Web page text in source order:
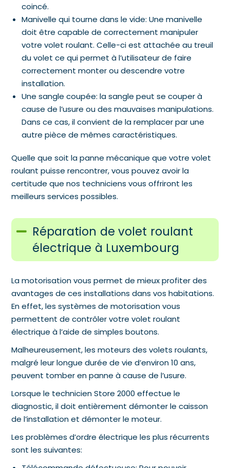
coincé.
Manivelle qui tourne dans le vide: Une manivelle
doit être capable de correctement manipuler
votre volet roulant. Celle-ci est attachée au treuil
du volet ce qui permet à l’utilisateur de faire
correctement monter ou descendre votre
installation.
Une sangle coupée: la sangle peut se couper à
cause de l’usure ou des mauvaises manipulations.
Dans ce cas, il convient de la remplacer par une
autre pièce de mêmes caractéristiques.
Quelle que soit la panne mécanique que votre volet
roulant puisse rencontrer, vous pouvez avoir la
certitude que nos techniciens vous offriront les
meilleurs services possibles.
Réparation de volet roulant
électrique à Luxembourg
La motorisation vous permet de mieux profiter des
avantages de ces installations dans vos habitations.
En effet, les systèmes de motorisation vous
permettent de contrôler votre volet roulant
électrique à l’aide de simples boutons.
Malheureusement, les moteurs des volets roulants,
malgré leur longue durée de vie d’environ 10 ans,
peuvent tomber en panne à cause de l’usure.
Lorsque le technicien Store 2000 effectue le
diagnostic, il doit entièrement démonter le caisson
de l’installation et démonter le moteur.
Les problèmes d’ordre électrique les plus récurrents
sont les suivantes: